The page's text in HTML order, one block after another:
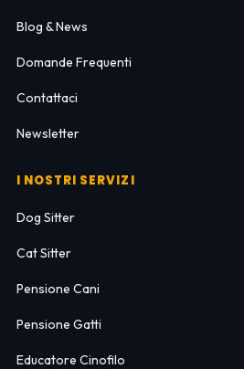
Blog & News
Domande Frequenti
Contattaci
Newsletter
I NOSTRI SERVIZI
Dog Sitter
Cat Sitter
Pensione Cani
Pensione Gatti
Educatore Cinofilo